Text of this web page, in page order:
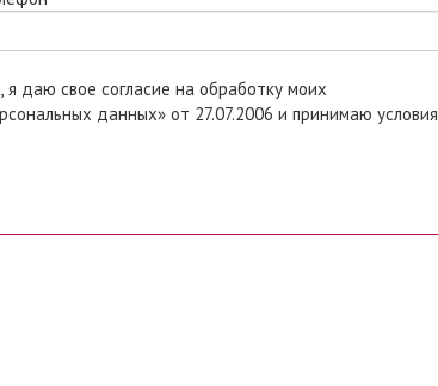
данных» от 27.07.2006 и принимаю условия